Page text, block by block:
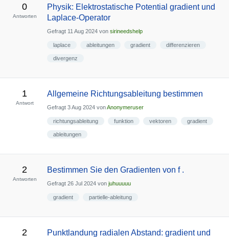
0
Antworten
Physik: Elektrostatische Potential gradient und
Laplace-Operator
Gefragt 11 Aug 2024 von sirineedshelp
laplace ableitungen gradient differenzieren
divergenz
1
Antwort
Allgemeine Richtungsableitung bestimmen
Gefragt 3 Aug 2024 vonAnonymeruser
richtungsableitung funktion vektoren gradient
ableitungen
2
Antworten
Bestimmen Sie den Gradienten von f .
Gefragt 26 Jul 2024 von juhuuuuu
gradient partielle-ableitung
2
Punktlandung radialen Abstand: gradient und